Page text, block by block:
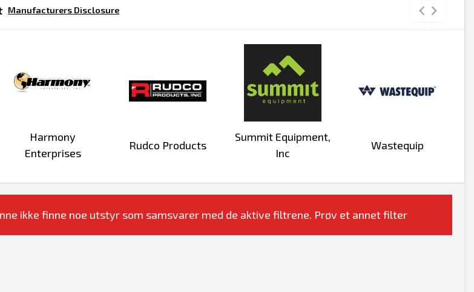
Manufacturers Disclosure
Harmony
Enterprises
Rudco Products
Summit Equipment,
Inc
Wastequip
ikke finne noe utstyr som samsvarer med de aktive filtrene. Prøv et annet filter